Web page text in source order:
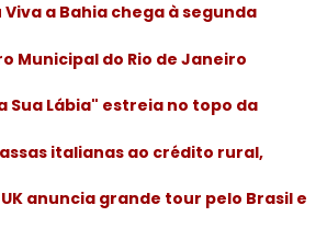
a Bahia chega à segunda
Municipal do Rio de Janeiro
Sua Lábia" estreia no topo da
italianas ao crédito rural,
UK anuncia grande tour pelo Brasil e